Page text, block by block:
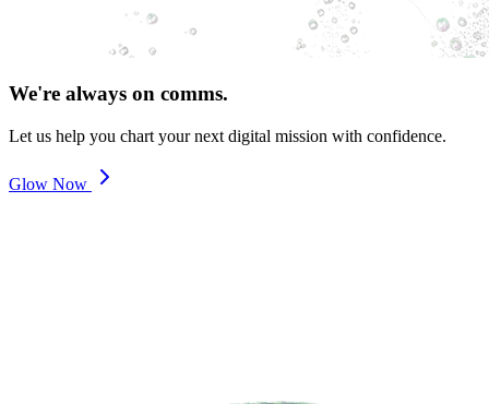
We're always on comms.
Let us help you chart your next digital mission with confidence.
Glow Now